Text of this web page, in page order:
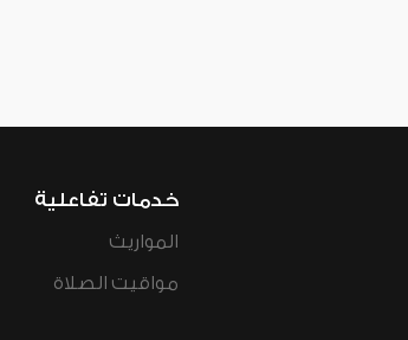
خدمات تفاعلية
المواريث
مواقيت الصلاة